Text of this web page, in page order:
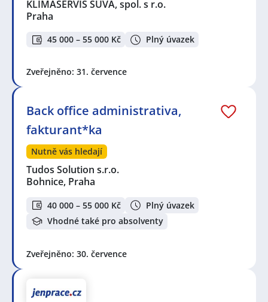
KLIMASERVIS SŮVA, spol. s r.o.
Praha
45 000 – 55 000 Kč Plný úvazek
Zveřejněno: 31. července
Back office administrativa,
fakturant*ka
Nutně vás hledají
Tudos Solution s.r.o.
Bohnice, Praha
40 000 – 55 000 Kč
Plný úvazek
Vhodné také pro absolventy
Zveřejněno: 30. července